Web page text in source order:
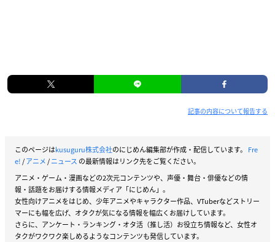
記事の内容について報告する
このページはkusuguru株式会社のにじめん編集部が作成・配信しています。 Fre
e!/アニメ/ニュース の最新情報はリンク先をご覧ください。
アニメ・ゲーム・漫画などの2次元コンテンツや、声優・舞台・俳優などの情
報・話題をお届けする情報メディア「にじめん」。
女性向けアニメをはじめ、少年アニメやキャラクター作品、VTuberなどストリー
マーにも幅を広げ、オタクが気になる情報を幅広くお届けしています。
さらに、アンケート・ランキング・オタ活（推し活）お役立ち情報など、女性オ
タクがワクワク楽しめるようなコンテンツも発信しています。